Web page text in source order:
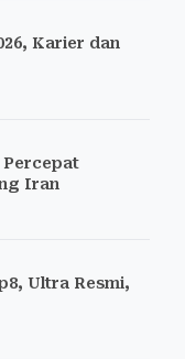
Karier dan
Percepat
Iran
Ultra Resmi,